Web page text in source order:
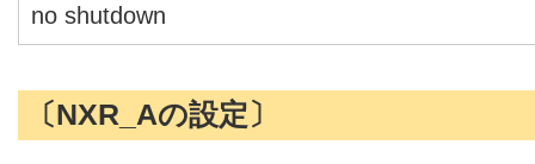
no shutdown
〔NXR_Aの設定〕